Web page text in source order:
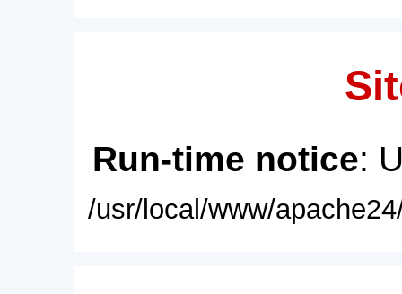
Run-time notice:
/usr/local/www/